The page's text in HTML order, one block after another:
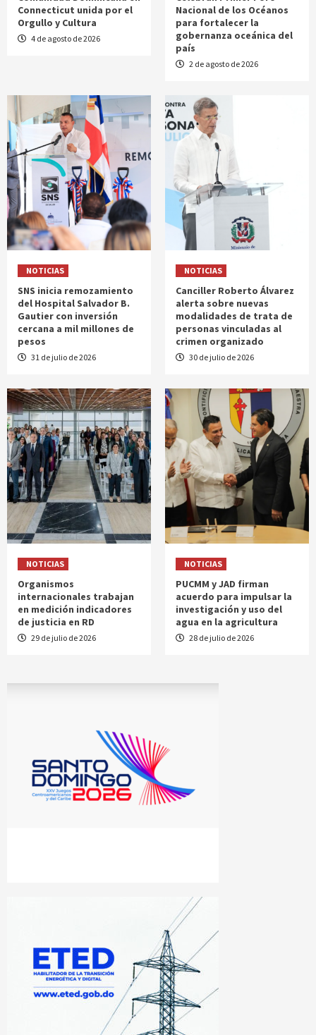
Connecticut unida por el
Orgullo y Cultura
4 de agosto de 2026
Nacional de los Océanos
para fortalecer la
gobernanza oceánica del
país
2 de agosto de 2026
NOTICIAS
SNS inicia remozamiento
del Hospital Salvador B.
Gautier con inversión
cercana a mil millones de
pesos
31 de julio de 2026
NOTICIAS
Canciller Roberto Álvarez
alerta sobre nuevas
modalidades de trata de
personas vinculadas al
crimen organizado
30 de julio de 2026
NOTICIAS
Organismos
internacionales trabajan
en medición indicadores
de justicia en RD
29 de julio de 2026
NOTICIAS
PUCMM y JAD firman
acuerdo para impulsar la
investigación y uso del
agua en la agricultura
28 de julio de 2026